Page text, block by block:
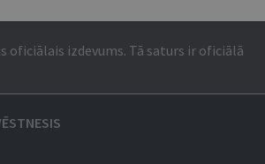
oficiālais izdevums. Tā saturs ir oficiālā